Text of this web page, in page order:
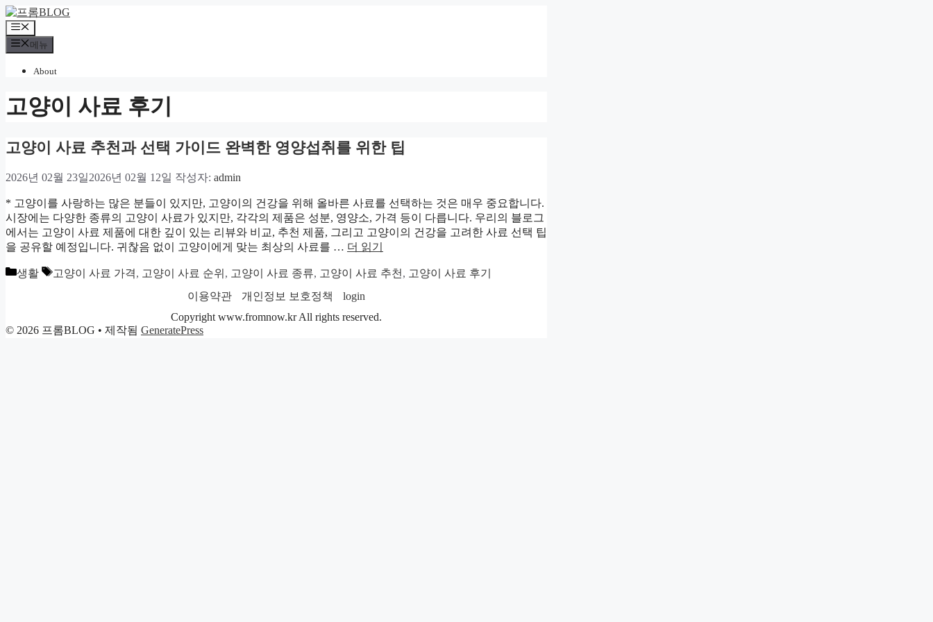
컨
텐
츠
로
뛰
기
메
뉴
메뉴
About
고양이 사료 후기
고양이 사료 추천과 선택 가이드 완벽한 영양섭취를 위한 팁
2026년 02월 23일2026년 02월 12일 작성자: admin
* 고양이를 사랑하는 많은 분들이 있지만, 고양이의 건강을 위해 올바른 사료를 선택하는 것은 매우 중요합니다.
시장에는 다양한 종류의 고양이 사료가 있지만, 각각의 제품은 성분, 영양소, 가격 등이 다릅니다. 우리의 블로그
에서는 고양이 사료 제품에 대한 깊이 있는 리뷰와 비교, 추천 제품, 그리고 고양이의 건강을 고려한 사료 선택 팁
을 공유할 예정입니다. 귀찮음 없이 고양이에게 맞는 최상의 사료를 … 더 읽기
카
생활
태
고양이 사료 가격, 고양이 사료 순위 , 고양이 사료 종류, 고양이 사료 추천 , 고양이 사료 후기
이용약관
개인정보 보호정책
login
Copyright www.fromnow.kr All rights reserved.
© 2026 프롬BLOG • 제작됨 GeneratePress